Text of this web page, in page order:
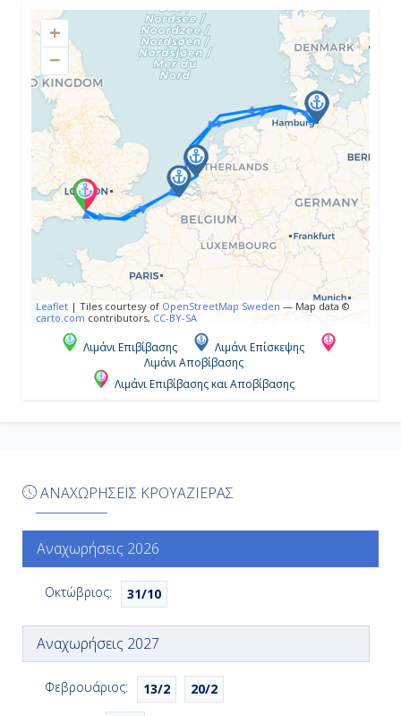
Ημέρα 4η
Εν Πλω
-
Ημέρα 5η
Αμβούργο, Γερμανία
07:00
-
+
−
Leaflet | Tiles courtesy of OpenStreetMap Sweden — Map data ©
carto.com contributors, CC-BY-SA
Λιμάνι Επιβίβασης
Λιμάνι Επίσκεψης
Λιμάνι Αποβίβασης
Λιμάνι Επιβίβασης και Αποβίβασης
ΑΝΑΧΩΡΗΣΕΙΣ ΚΡΟΥΑΖΙΕΡΑΣ
Αναχωρήσεις 2026
Οκτώβριος: 31/10
Αναχωρήσεις 2027
Φεβρουάριος: 13/2
20/2